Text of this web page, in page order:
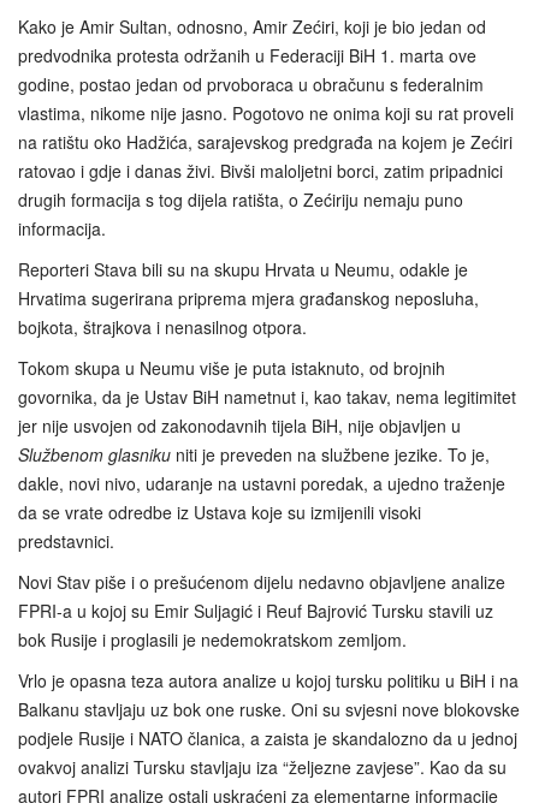
Kako je Amir Sultan, odnosno, Amir Zećiri, koji je bio jedan od
predvodnika protesta održanih u Federaciji BiH 1. marta ove
godine, postao jedan od prvoboraca u obračunu s federalnim
vlastima, nikome nije jasno. Pogotovo ne onima koji su rat proveli
na ratištu oko Hadžića, sarajevskog predgrađa na kojem je Zećiri
ratovao i gdje i danas živi. Bivši maloljetni borci, zatim pripadnici
drugih formacija s tog dijela ratišta, o Zećiriju nemaju puno
informacija.
Reporteri Stava bili su na skupu Hrvata u Neumu, odakle je
Hrvatima sugerirana priprema mjera građanskog neposluha,
bojkota, štrajkova i nenasilnog otpora.
Tokom skupa u Neumu više je puta istaknuto, od brojnih
govornika, da je Ustav BiH nametnut i, kao takav, nema legitimitet
jer nije usvojen od zakonodavnih tijela BiH, nije objavljen u
Službenom glasniku niti je preveden na službene jezike. To je,
dakle, novi nivo, udaranje na ustavni poredak, a ujedno traženje
da se vrate odredbe iz Ustava koje su izmijenili visoki
predstavnici.
Novi Stav piše i o prešućenom dijelu nedavno objavljene analize
FPRI-a u kojoj su Emir Suljagić i Reuf Bajrović Tursku stavili uz
bok Rusije i proglasili je nedemokratskom zemljom.
Vrlo je opasna teza autora analize u kojoj tursku politiku u BiH i na
Balkanu stavljaju uz bok one ruske. Oni su svjesni nove blokovske
podjele Rusije i NATO članica, a zaista je skandalozno da u jednoj
ovakvoj analizi Tursku stavljaju iza “željezne zavjese”. Kao da su
autori FPRI analize ostali uskraćeni za elementarne informacije